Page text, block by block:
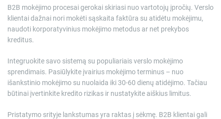
B2B mokėjimo procesai gerokai skiriasi nuo vartotojų įpročių. Verslo
klientai dažnai nori mokėti sąskaita faktūra su atidėtu mokėjimu,
naudoti korporatyvinius mokėjimo metodus ar net prekybos
kreditus.
Integruokite savo sistemą su populiariais verslo mokėjimo
sprendimais. Pasiūlykite įvairius mokėjimo terminus – nuo
išankstinio mokėjimo su nuolaida iki 30-60 dienų atidėjimo. Tačiau
būtinai įvertinkite kredito rizikas ir nustatykite aiškius limitus.
Pristatymo srityje lankstumas yra raktas į sėkmę. B2B klientai gali